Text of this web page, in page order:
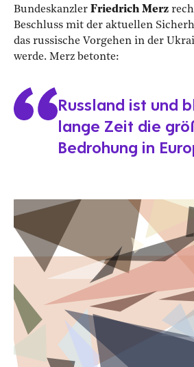
Bundeskanzler Friedrich Merz
Beschluss mit der aktuellen
das russische Vorgehen in der
werde. Merz betonte:
Russland ist und
lange Zeit die
Bedrohung in